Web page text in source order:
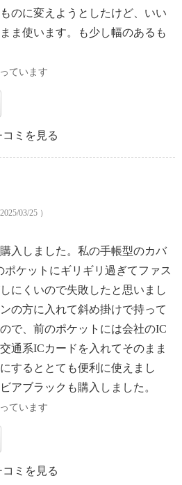
のに変えようとしたけど、いい
ま使います。も少し幅のあるも
ています
ミを見る
03/25 ）
入しました。私の手帳型のカバ
ポケットにギリギリ過ぎてファス
にくいので失敗したと思いまし
の方に入れて斜め掛けで持って
で、前のポケットには会社のIC
通系ICカードを入れてそのまま
するととても便利に使えまし
アブラックも購入しました。
ています
ミを見る